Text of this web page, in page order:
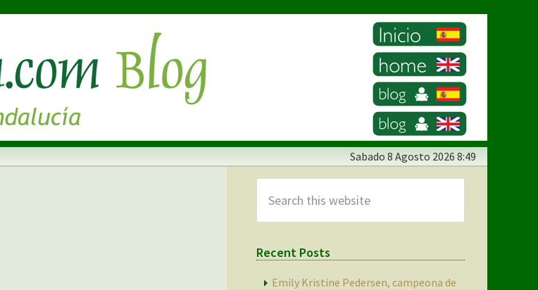
Sabado 8 Agosto 2026 8:49
Sidebar
this
website
Recent Posts
Emily Kristine Pedersen, campeona de